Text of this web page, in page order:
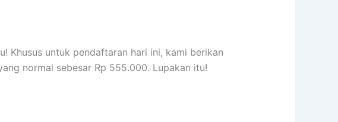
Khusus untuk pendaftaran hari ini, kami berikan
normal sebesar Rp 555.000. Lupakan itu!